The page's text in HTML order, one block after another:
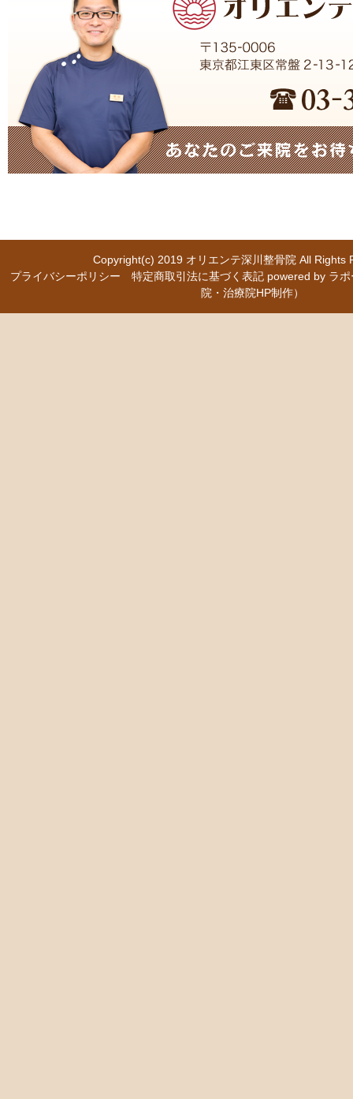
Copyright(c) 2019 オリエンテ深川整骨院 All
プライバシーポリシー
特定商取引法に基づく表記 powered by ラ
院・治療院HP制作）